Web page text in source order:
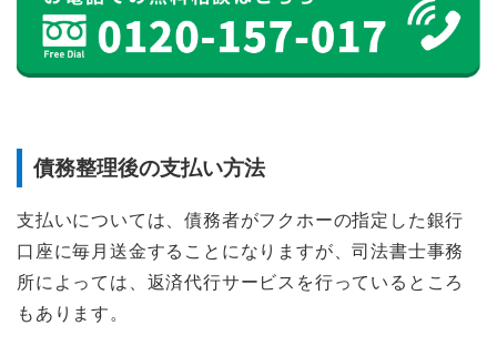
債務整理後の支払い方法
支払いについては、債務者がフクホーの指定した銀行
口座に毎月送金することになりますが、司法書士事務
所によっては、返済代行サービスを行っているところ
もあります。